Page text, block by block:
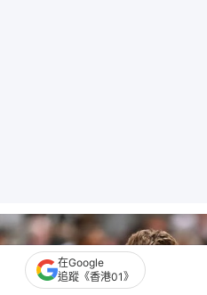
在Google
追蹤《香港01》